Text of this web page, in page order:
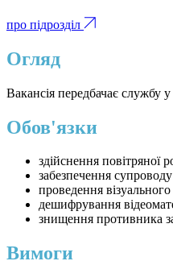
про підрозділ
Огляд
Вакансія передбачає службу
Обов'язки
здійснення повітряної
забезпечення
проведення
дешифрування
знищення противника
Вимоги